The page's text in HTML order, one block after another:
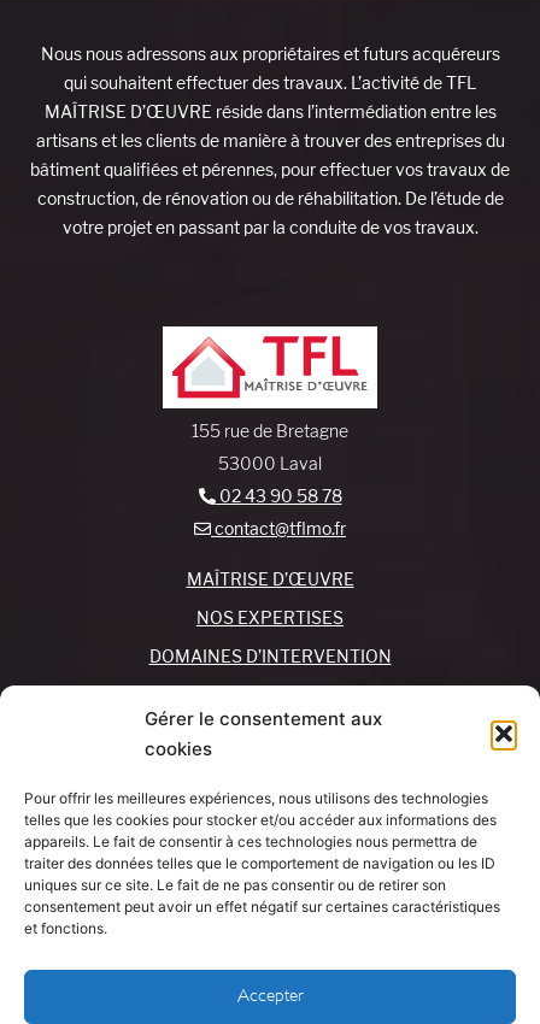
Gérer le consentement aux
cookies
Pour offrir les meilleures expériences, nous utilisons des technologies
telles que les cookies pour stocker et/ou accéder aux informations des
appareils. Le fait de consentir à ces technologies nous permettra de
traiter des données telles que le comportement de navigation ou les ID
uniques sur ce site. Le fait de ne pas consentir ou de retirer son
consentement peut avoir un effet négatif sur certaines caractéristiques
et fonctions.
Accepter
Nous nous adressons aux propriétaires et futurs acquéreurs
qui souhaitent effectuer des travaux. L’activité de TFL
MAÎTRISE D’ŒUVRE réside dans l’intermédiation entre les
artisans et les clients de manière à trouver des entreprises du
bâtiment qualifiées et pérennes, pour effectuer vos travaux de
construction, de rénovation ou de réhabilitation. De l’étude de
votre projet en passant par la conduite de vos travaux.
155 rue de Bretagne
53000 Laval
02 43 90 58 78
contact@tflmo.fr
MAÎTRISE D’ŒUVRE
NOS EXPERTISES
DOMAINES D’INTERVENTION
REJOIGNEZ-NOUS !
MON COMPTE
SUIVEZ-NOUS !
Mentions légales
Politique de cookies
J’AI UN
PROJET